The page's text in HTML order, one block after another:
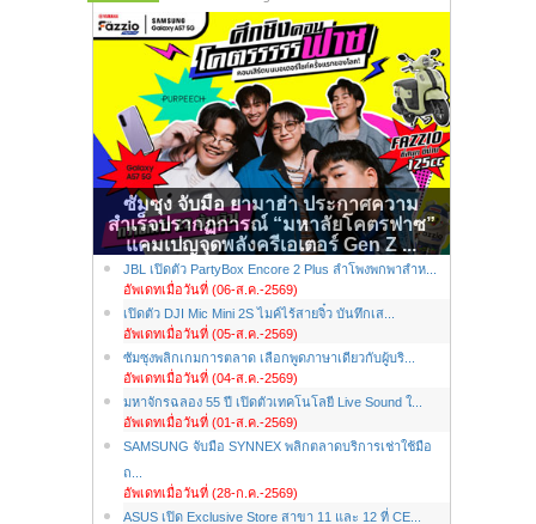
ซัมซุง จับมือ ยามาฮ่า ประกาศความ
สำเร็จปรากฏการณ์ “มหาลัยโคตรฟาซ”
แคมเปญจุดพลังครีเอเตอร์ Gen Z ...
JBL เปิดตัว PartyBox Encore 2 Plus ลำโพงพกพาสำห...
อัพเดทเมื่อวันที่ (06-ส.ค.-2569)
เปิดตัว DJI Mic Mini 2S ไมค์ไร้สายจิ๋ว บันทึกเส...
อัพเดทเมื่อวันที่ (05-ส.ค.-2569)
ซัมซุงพลิกเกมการตลาด เลือกพูดภาษาเดียวกับผู้บริ...
อัพเดทเมื่อวันที่ (04-ส.ค.-2569)
มหาจักรฉลอง 55 ปี เปิดตัวเทคโนโลยี Live Sound ใ...
อัพเดทเมื่อวันที่ (01-ส.ค.-2569)
SAMSUNG จับมือ SYNNEX พลิกตลาดบริการเช่าใช้มือ
ถ...
อัพเดทเมื่อวันที่ (28-ก.ค.-2569)
ASUS เปิด Exclusive Store สาขา 11 และ 12 ที่ CE...